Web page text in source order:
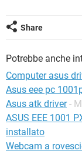
Configurazione:
Share
Potrebbe anche
Computer asus
Asus eee pc
Asus atk driver -
ASUS EEE 1001
installato
Webcam a